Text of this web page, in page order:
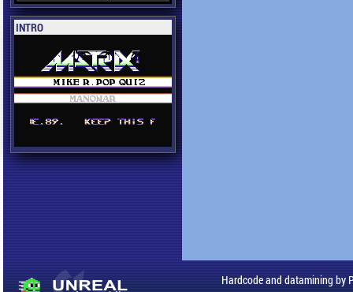
INTRO
Hardcode and datamining by